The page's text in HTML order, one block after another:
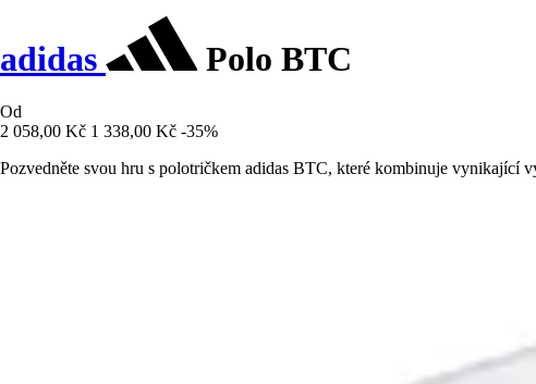
adidas Polo BTC
Od
2 058,00 Kč 1 338,00 Kč -35%
Pozvedněte svou hru s polotričkem adidas BTC, které kombinuje vynikající